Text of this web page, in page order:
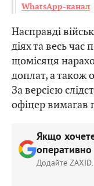
WhatsApp-канал
Насправді
діях та весь
щомісяця
доплат, а також
За версією
офіцер вимагав
Якщо
оперативно
Додайте